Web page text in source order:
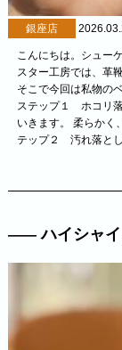
銀座店
こんにちは。シュー
スター工房では、革
そこで今回は私物の
ステップ１ ホコリ
いきます。 柔らかく
テップ２ 汚れ落とし
ハイシャ